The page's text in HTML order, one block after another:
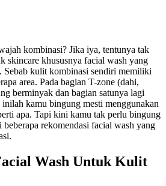
kombinasi? Jika iya, tentunya tak
skincare khususnya facial wash yang
kulit kombinasi sendiri memiliki
area. Pada bagian T-zone (dahi,
berminyak dan bagian satunya lagi
kamu bingung mesti menggunakan
apa. Tapi kini kamu tak perlu bingung
rekomendasi facial wash yang
Wash Untuk Kulit